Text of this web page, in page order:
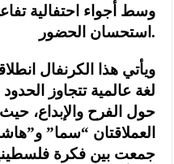
استحسان الحضور.
ويأتي هذا الكرنفال
لغة عالمية تتجاوز
حول الفرح والإبداع،
العملاقتان “سما”
جمعت بين فكرة